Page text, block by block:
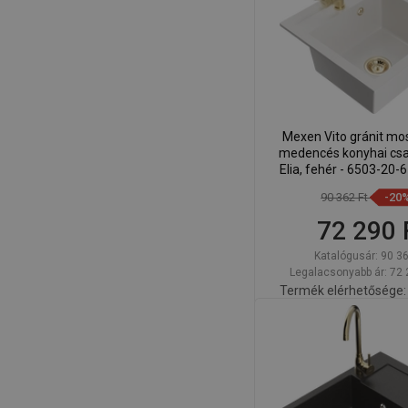
Mexen Vito gránit
medencés konyhai
Elia, fehér - 6503-20-
90 362 Ft -
72 290
Katalógusár: 90
Legalacsonyabb ár: 72
Termék elérhetősége:
Kosárba
favorite_border